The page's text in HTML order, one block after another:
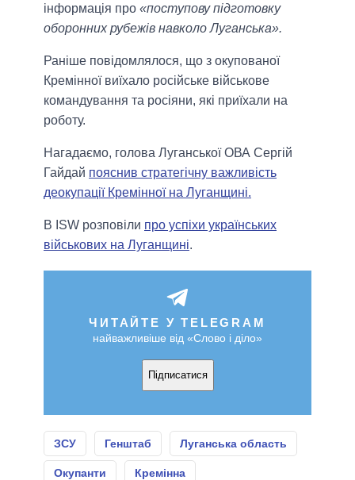
інформація про «поступову підготовку
оборонних рубежів навколо Луганська».
Раніше повідомлялося, що з окупованої
Кремінної виїхало російське військове
командування та росіяни, які приїхали на
роботу.
Нагадаємо, голова Луганської ОВА Сергій
Гайдай пояснив стратегічну важливість
деокупації Кремінної на Луганщині.
В ISW розповіли про успіхи українських
військових на Луганщині.
ЧИТАЙТЕ У TELEGRAM
найважливіше від «Слово і діло»
Підписатися
ЗСУ Генштаб Луганська область
Окупанти Кремінна